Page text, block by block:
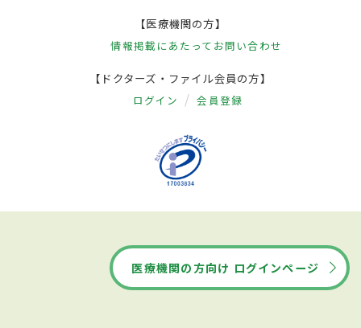
【医療機関の方】
情報掲載にあたって お問い合わせ
【ドクターズ・ファイル会員の方】
ログイン 会員登録
医療機関の方向け ログインページ